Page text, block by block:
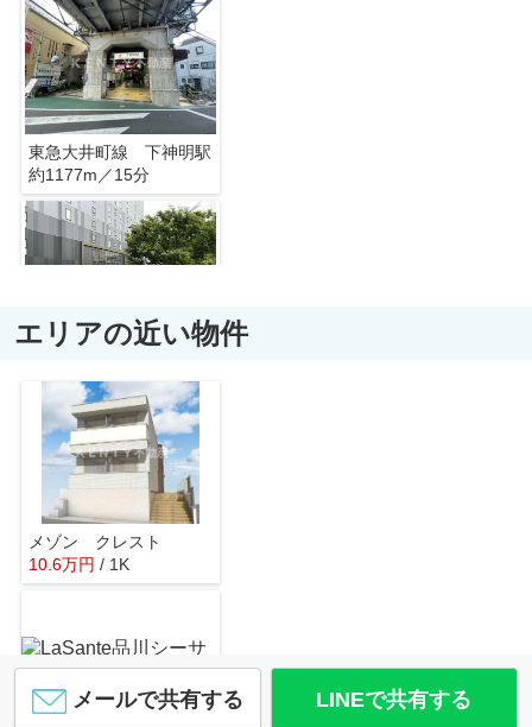
東急大井町線 下神明駅
約1177m／15分
約1579m／20分
戸越公園
エリアの近い物件
メゾン クレスト
10.6万円 / 1K
メールで共有する LINEで共有する